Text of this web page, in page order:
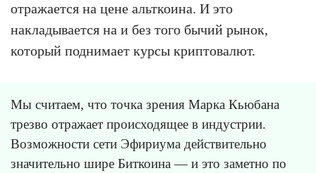
отражается на цене альткоина. И это
накладывается на и без того бычий рынок,
который поднимает курсы криптовалют.
Мы считаем, что точка зрения Марка Кьюбана
трезво отражает происходящее в индустрии.
Возможности сети Эфириума действительно
значительно шире Биткоина — и это заметно по